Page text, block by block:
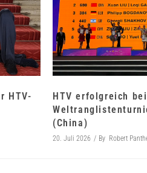
HTV-
HTV erfolgreich bei
(China)
20. Juli 2026 By Robert